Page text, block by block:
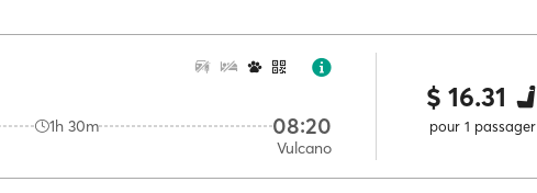
1h 30m 08:20
Vulcano
$ 16.31
pour 1 passager